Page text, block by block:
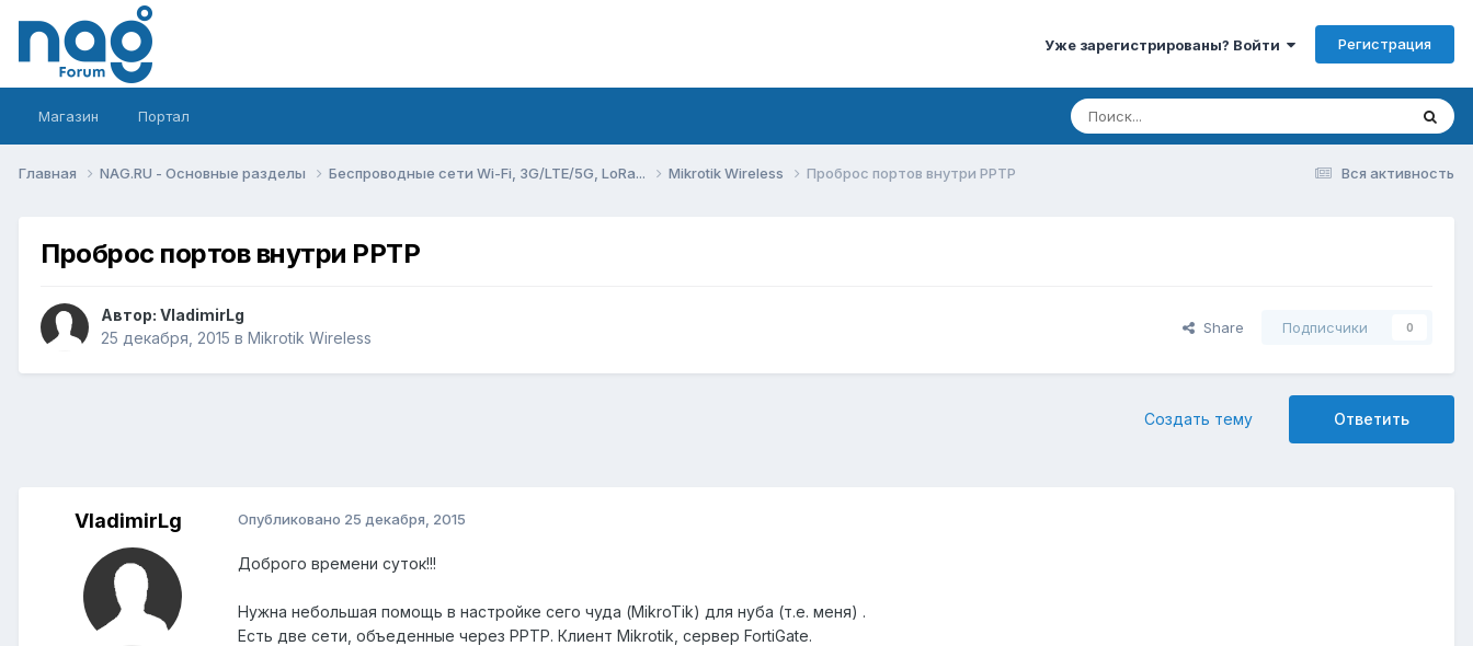
Уже зарегистрированы? Войти Регистрация
Магазин Портал
Вся активность
Главная NAG.RU - Основные разделы Беспроводные сети Wi-Fi, 3G/LTE/5G, LoRa... Mikrotik Wireless Проброс портов внутри PPTP
Проброс портов внутри PPTP
Автор: VladimirLg
25 декабря, 2015 в Mikrotik Wireless
Share Подписчики 0
Ответить
Создать тему
VladimirLg Опубликовано 25 декабря, 2015
Доброго времени суток!!!
Нужна небольшая помощь в настройке сего чуда (MikroTik) для нуба (т.е. меня) .
Есть две сети, объеденные через PPTP. Клиент Mikrotik, сервер FortiGate.